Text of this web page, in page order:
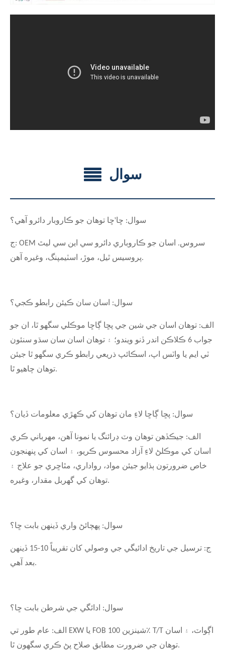
سوال
سوال: ڇا'ڇا توهان جو ڪاروبار دائرو آهي؟
ج: OEM سروس. اسان جو ڪاروباري دائرو سي اين سي ليٿ
پروسيس ٿيل، موڙ، اسٽيمپنگ، وغيره آهن.
سوال: اسان سان ڪيئن رابطو ڪجي؟
الف: توهان اسان جي شين جي پڇا ڳاڇا موڪلي سگهو ٿا، ان جو
جواب 6 ڪلاڪن اندر ڏنو ويندو؛ ۽ توهان اسان سان سڌو سنئون
ٽي ايم يا واٽس اپ، اسڪائپ ذريعي رابطو ڪري سگهو ٿا جيئن
توهان چاهيو ٿا.
سوال: پڇا ڳاڇا لاءِ مان توهان کي ڪهڙي معلومات ڏيان؟
الف: جيڪڏهن توهان وٽ ڊرائنگ يا نمونا آهن، مهرباني ڪري
اسان کي موڪلڻ لاءِ آزاد محسوس ڪريو، ۽ اسان کي پنهنجون
خاص ضرورتون ٻڌايو جيئن مواد، رواداري، مٿاڇري جو علاج ۽
توهان کي گهربل مقدار، وغيره.
سوال: پهچائڻ واري ڏينهن بابت ڇا؟
ج: ترسيل جي تاريخ ادائيگي جي وصولي کان تقريباً 10-15 ڏينهن
بعد آهي.
سوال: ادائگي جي شرطن بابت ڇا؟
الف: عام طور تي EXW يا FOB شينزين 100٪ T/T اڳواٽ، ۽ اسان
توهان جي ضرورت مطابق صلاح پڻ ڪري سگهون ٿا.